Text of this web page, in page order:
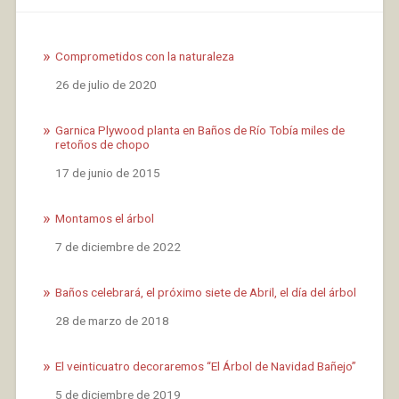
Comprometidos con la naturaleza
Fecha
26 de julio de 2020
Garnica Plywood planta en Baños de Río Tobía miles de
retoños de chopo
Fecha
17 de junio de 2015
Montamos el árbol
Fecha
7 de diciembre de 2022
Baños celebrará, el próximo siete de Abril, el día del árbol
Fecha
28 de marzo de 2018
El veinticuatro decoraremos “El Árbol de Navidad Bañejo”
Fecha
5 de diciembre de 2019